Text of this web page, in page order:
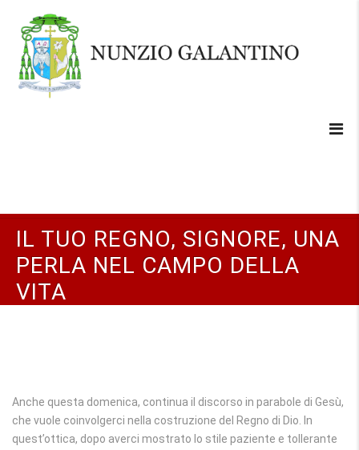
IL TUO REGNO, SIGNORE, UNA
PERLA NEL CAMPO DELLA
VITA
Anche questa domenica, continua il discorso in parabole di Gesù,
che vuole coinvolgerci nella costruzione del Regno di Dio. In
quest’ottica, dopo averci mostrato lo stile paziente e tollerante